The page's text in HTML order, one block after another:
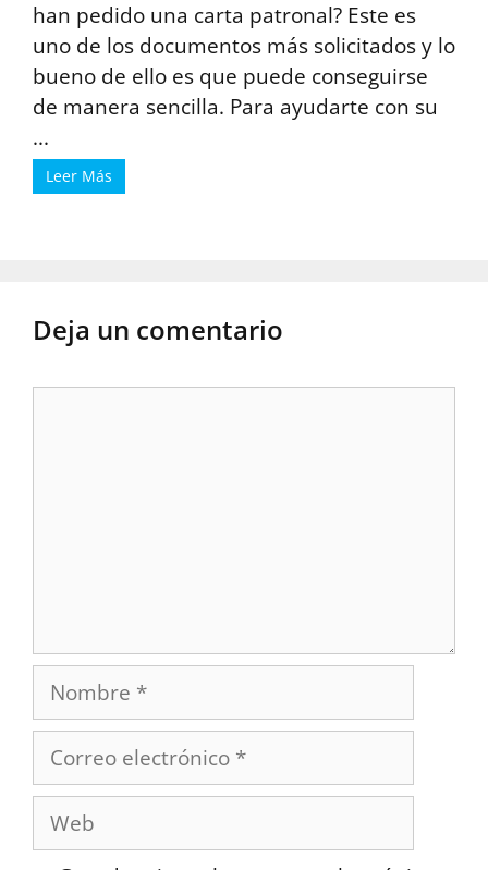
han pedido una carta patronal? Este es
uno de los documentos más solicitados y lo
bueno de ello es que puede conseguirse
de manera sencilla. Para ayudarte con su
...
Leer Más
Deja un comentario
Nombre
Correo
electrónico
Web